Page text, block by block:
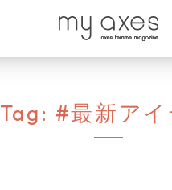
Tag: #最新アイ